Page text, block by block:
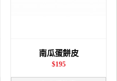
南瓜蛋餅皮
$195